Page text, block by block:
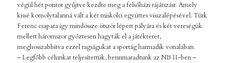
végül hét pontot gyűjtve kezdte meg a felsőházi rájátszást. Amely
kissé komolytalanná vált a két miskolci együttes visszalépésével. Türk
Ferenc csapata így mindössze ötször lépett pályára és két vereségük
mellett háromszor győztesen hagyták el a játékteret,
meghosszabbítva ezzel tagságukat a sportág harmadik vonalában.
– Legfőbb célunkat teljesítettük, bennmaradtunk az NB II-ben–